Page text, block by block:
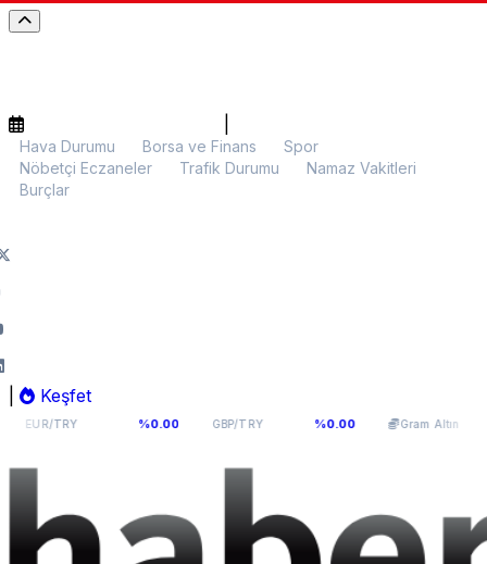
Hava Durumu Borsa ve Finans
Spor
Nöbetçi Eczaneler
Trafik Durumu
Namaz Vakitleri
Burçlar
Keşfet
54,9398 %0.00 GBP/TRY 64,131 %0.00 Gram Altın 6.110,65